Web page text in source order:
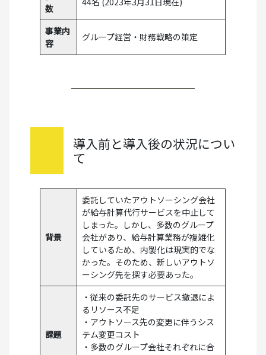
数
事業内
容
グループ経営・財務戦略の策定
導入前と導入後の状況につい
て
背景
委託していたアウトソーシング会社
が給与計算代行サービスを中止して
しまった。しかし、多数のグループ
会社があり、給与計算業務が複雑化
しているため、内製化は現実的でな
かった。そのため、新しいアウトソ
ーシング先を探す必要あった。
課題
・従来の委託先のサービス撤退によ
るリソース不足
・アウトソース先の変更に伴うシス
テム変更コスト
・多数のグループ会社それぞれに合